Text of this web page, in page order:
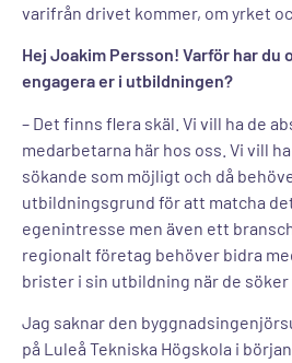
varifrån drivet kommer, om yrket
Hej Joakim Persson! Varför har
engagera er i utbildningen?
– Det finns flera skäl. Vi vill ha de
medarbetarna här hos oss. Vi vill
sökande som möjligt och då
utbildningsgrund för att matcha
egenintresse men även ett
regionalt företag behöver bidra
brister i sin utbildning när de söker
Jag saknar den
på Luleå Tekniska Högskola i